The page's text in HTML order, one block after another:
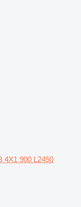
4X1 900 L2450